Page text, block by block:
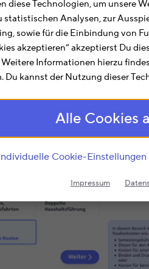
diese Technologien, um unsere
statistischen Analysen, zur
sowie für die Einbindung von
akzeptieren“ akzeptierst Du
Informationen hierzu
Du kannst der Nutzung dieser
Alle Cookies
Cookie-Einstellungen
Impressum
für den Studienkredit im